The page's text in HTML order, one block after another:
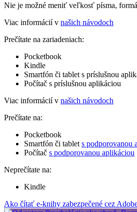
Nie je možné meniť veľkosť písma,
Viac informácií v našich návodoch
Prečítate na zariadeniach:
Pocketbook
Kindle
Smartfón či tablet s príslušnou
Počítač s príslušnou aplikáciou
Viac informácií v našich návodoch
Prečítate na:
Pocketbook
Smartfón či tablet s podporovanou
Počítač s podporovanou aplikáciou
Neprečítate na:
Kindle
Ako čítať e-knihy zabezpečené cez